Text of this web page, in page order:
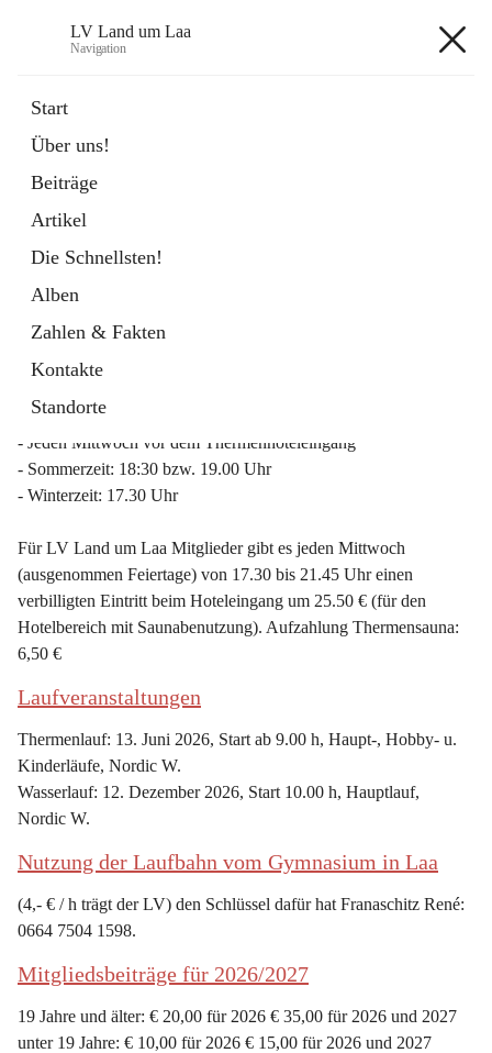
LV Land um Laa
Navigation
Start
Über uns!
Beiträge
Artikel
Die Schnellsten!
Alben
Zahlen & Fakten
Kontakte
Standorte
Externe Webseite
in
Tab
Mitgliederinfo 2026
Lauftreff
- Jeden Mittwoch vor dem Thermenhoteleingang
- Sommerzeit: 18:30 bzw. 19.00 Uhr
- Winterzeit: 17.30 Uhr
Für LV Land um Laa Mitglieder gibt es jeden Mittwoch
(ausgenommen Feiertage) von 17.30 bis 21.45 Uhr einen
verbilligten Eintritt beim Hoteleingang um 25.50 € (für den
Hotelbereich mit Saunabenutzung). Aufzahlung Thermensauna:
6,50 €
Laufveranstaltungen
Thermenlauf: 13. Juni 2026, Start ab 9.00 h, Haupt-, Hobby- u.
Kinderläufe, Nordic W.
Wasserlauf: 12. Dezember 2026, Start 10.00 h, Hauptlauf,
Nordic W.
Nutzung der Laufbahn vom Gymnasium in Laa
(4,- € / h trägt der LV) den Schlüssel dafür hat Franaschitz René:
0664 7504 1598.
Mitgliedsbeiträge für 2026/2027
19 Jahre und älter: € 20,00 für 2026 € 35,00 für 2026 und 2027
unter 19 Jahre: € 10,00 für 2026 € 15,00 für 2026 und 2027